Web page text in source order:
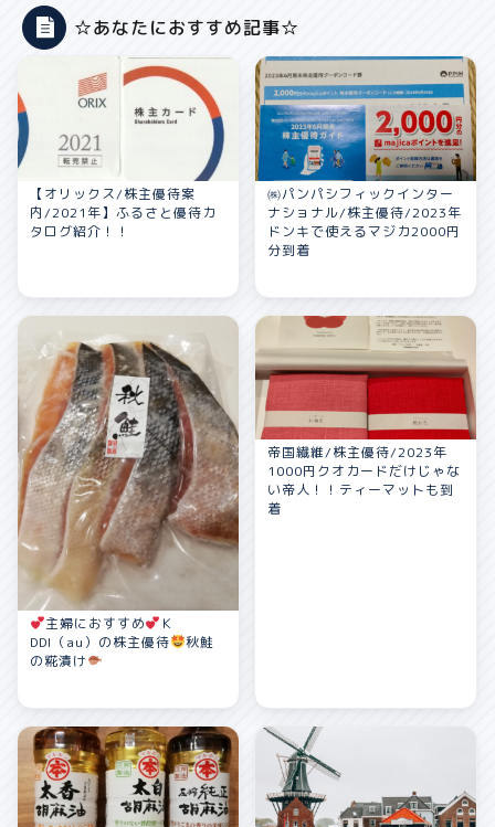
☆あなたにおすすめ記事☆
【オリックス/株主優待案
内/2021年】ふるさと優待カ
タログ紹介！！
㈱パンパシフィックインター
ナショナル/株主優待/2023年
ドンキで使えるマジカ2000円
分到着
主婦におすすめ
Ｋ
DDI（au）の株主優待
秋鮭
の糀漬け
帝国繊維/株主優待/2023年
1000円クオカードだけじゃな
い帝人！！ティーマットも到
着